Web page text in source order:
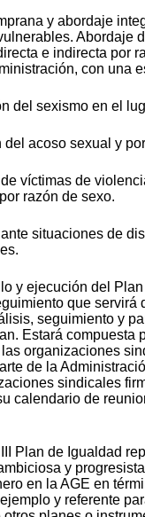
y abordaje
Abordaje
e indirecta por
con una
del sexismo en el
del acoso sexual y
víctimas de
razón de sexo.
situaciones de
y ejecución del
que servirá
seguimiento y
Estará compuesta
organizaciones
de la
sindicales
calendario de
Plan de Igualdad
y
en la AGE en
y referente